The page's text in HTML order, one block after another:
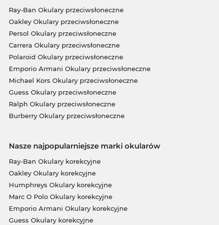
Ray-Ban Okulary przeciwsłoneczne
Oakley Okulary przeciwsłoneczne
Persol Okulary przeciwsłoneczne
Carrera Okulary przeciwsłoneczne
Polaroid Okulary przeciwsłoneczne
Emporio Armani Okulary przeciwsłoneczne
Michael Kors Okulary przeciwsłoneczne
Guess Okulary przeciwsłoneczne
Ralph Okulary przeciwsłoneczne
Burberry Okulary przeciwsłoneczne
Nasze najpopularniejsze marki okularów
Ray-Ban Okulary korekcyjne
Oakley Okulary korekcyjne
Humphreys Okulary korekcyjne
Marc O Polo Okulary korekcyjne
Emporio Armani Okulary korekcyjne
Guess Okulary korekcyjne